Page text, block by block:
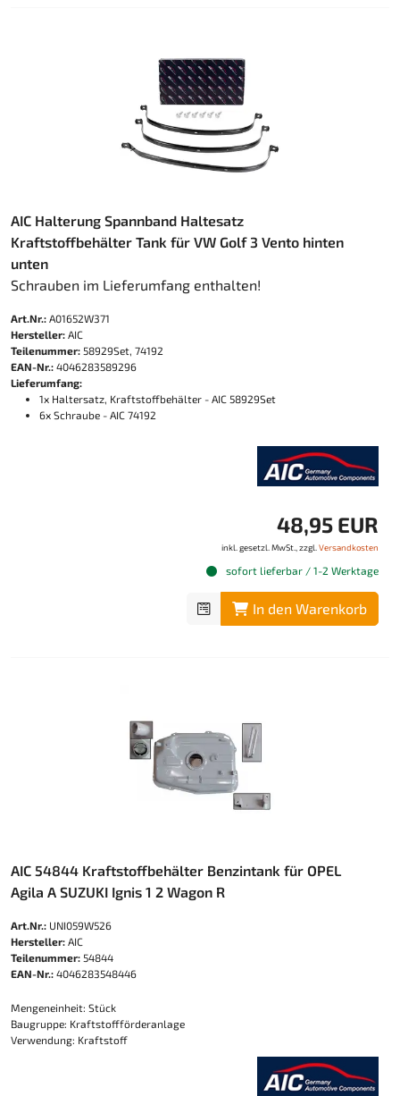
AIC Halterung Spannband Haltesatz
Kraftstoffbehälter Tank für VW Golf 3 Vento hinten
unten
Schrauben im Lieferumfang enthalten!
Art.Nr.: A01652W371
Hersteller: AIC
Teilenummer: 58929Set, 74192
EAN-Nr.: 4046283589296
Lieferumfang:
1x Haltersatz, Kraftstoffbehälter - AIC 58929Set
6x Schraube - AIC 74192
48,95 EUR
inkl. gesetzl. MwSt., zzgl.Versandkosten
sofort lieferbar / 1-2 Werktage
In den Warenkorb
AIC 54844 Kraftstoffbehälter Benzintank für OPEL
Agila A SUZUKI Ignis 1 2 Wagon R
Art.Nr.: UNI059W526
Hersteller: AIC
Teilenummer: 54844
EAN-Nr.: 4046283548446
Mengeneinheit: Stück
Baugruppe: Kraftstoffförderanlage
Verwendung: Kraftstoff